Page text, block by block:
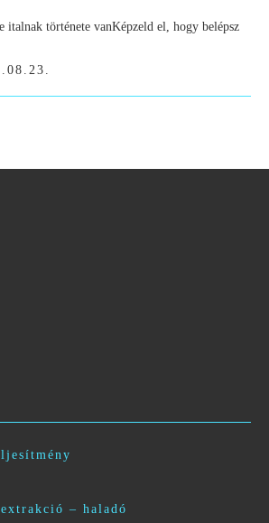
italnak története vanKépzeld el, hogy belépsz
– haladó